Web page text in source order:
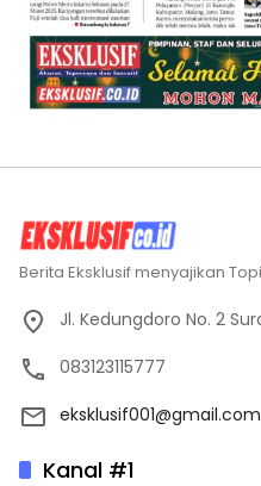
Berita Eksklusif menyajikan
Jl. Kedungdoro No. 2
083123115777
eksklusif001@gmail.com
Kanal #1